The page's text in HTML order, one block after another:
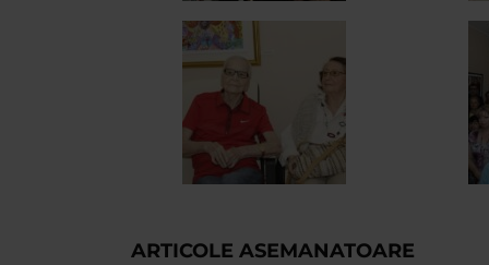
ARTICOLE ASEMANATOARE